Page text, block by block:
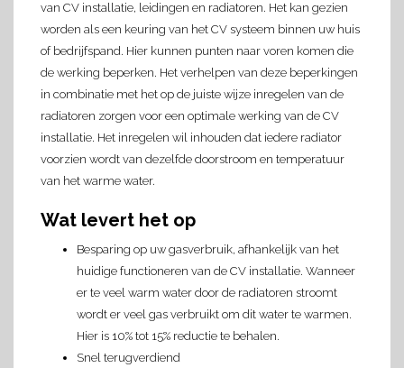
van CV installatie, leidingen en radiatoren. Het kan gezien
worden als een keuring van het CV systeem binnen uw huis
of bedrijfspand. Hier kunnen punten naar voren komen die
de werking beperken. Het verhelpen van deze beperkingen
in combinatie met het op de juiste wijze inregelen van de
radiatoren zorgen voor een optimale werking van de CV
installatie. Het inregelen wil inhouden dat iedere radiator
voorzien wordt van dezelfde doorstroom en temperatuur
van het warme water.
Wat levert het op
Besparing op uw gasverbruik, afhankelijk van het
huidige functioneren van de CV installatie. Wanneer
er te veel warm water door de radiatoren stroomt
wordt er veel gas verbruikt om dit water te warmen.
Hier is 10% tot 15% reductie te behalen.
Snel terugverdiend